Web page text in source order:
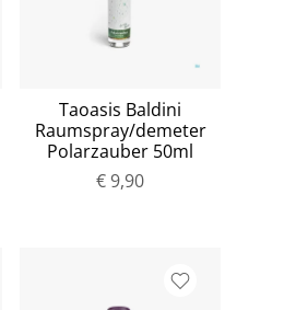
Taoasis Baldini
Raumspray/demeter
Polarzauber 50ml
€ 9,90